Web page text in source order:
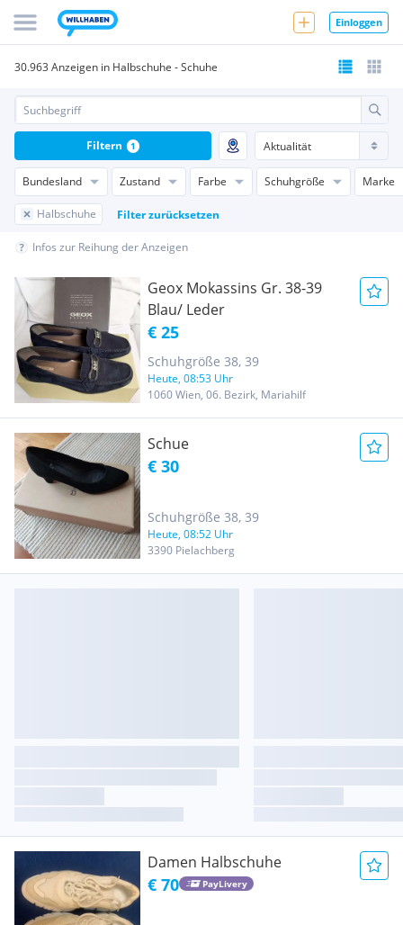
Einloggen
30.963 Anzeigen in Halbschuhe - Schuhe
Bundesland Zustand Farbe Schuhgröße Marke
Halbschuhe Filter zurücksetzen
Filtern 1
Infos zur Reihung der Anzeigen
Geox Mokassins Gr. 38-39
Blau/ Leder
€ 25
Schuhgröße 38, 39
Heute, 08:53 Uhr
1060 Wien, 06. Bezirk, Mariahilf
Schue
€ 30
Schuhgröße 38, 39
Heute, 08:52 Uhr
3390 Pielachberg
Damen Halbschuhe
€ 70 PayLivery